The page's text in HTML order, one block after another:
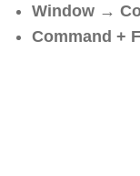
Window →
Command +